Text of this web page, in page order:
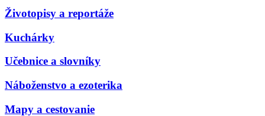
Životopisy a reportáže
Kuchárky
Učebnice a slovníky
Náboženstvo a ezoterika
Mapy a cestovanie